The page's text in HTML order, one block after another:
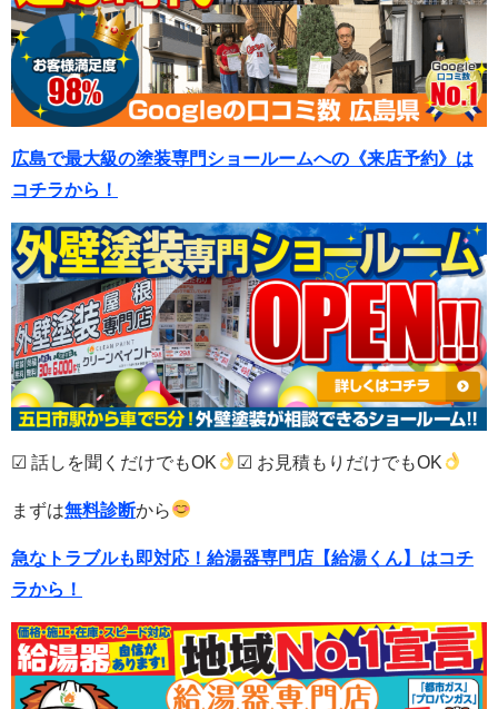
広島で最大級の塗装専門ショールームへの《来店予約》は
コチラから！
☑ 話しを聞くだけでもOK ☑ お見積もりだけでもOK
まずは無料診断から
急なトラブルも即対応！ 給湯器専門店【給湯くん】はコチ
ラから！